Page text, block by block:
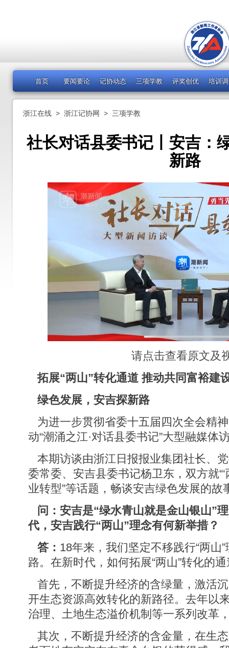
首页 要闻要论 记协动态 三项学教 评奖创优 培训
浙江在线 > 浙江记协网 > 三项学教
社长对话县委书记丨安吉：
新路
请点击查看原文及
拓展“两山”转化通道 推动共同富裕建
绿色发展，安吉探新路
为进一步贯彻省委十五届四次全会精
动“潮涌之江·对话县委书记”大型融媒体
本期访谈由浙江日报报业集团社长、
委常委、安吉县委书记杨卫东，双方就“‘
业转型”等话题，畅谈安吉绿色发展的故
问：安吉是“绿水青山就是金山银山”
代，安吉践行“两山”理念有何新举措？
答： 18年来，我们坚定不移践行“两山
路。在新时代，如何拓展“两山”转化的
首先，不断提升经济的含绿量，激活
开生态资源高效转化的新路径。去年以
治理、土地生态溢价机制等一系列改革
其次，不断提升经济的含金量，在生